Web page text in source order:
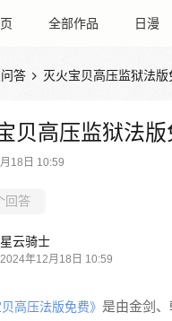
全部作品 日漫
答  灭火宝贝高压监狱法版
贝高压监狱法版
18日 10:59
回答
星云骑士
2024年12月18日 10:59
贝高压法版免费》 是由金剑